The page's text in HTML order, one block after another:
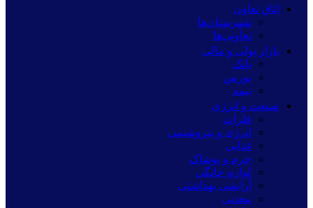
اتاق تعاون
شهرستان‌ها
تعاونی‌ها
بازار پولی و مالی
بانک
بورس
بیمه
صنعت و انرژی
فلزات
انرژی و پتروشیمی
غذایی
چرم و پوشاک
لوازم خانگی
آرایشی بهداشتی
معدنی